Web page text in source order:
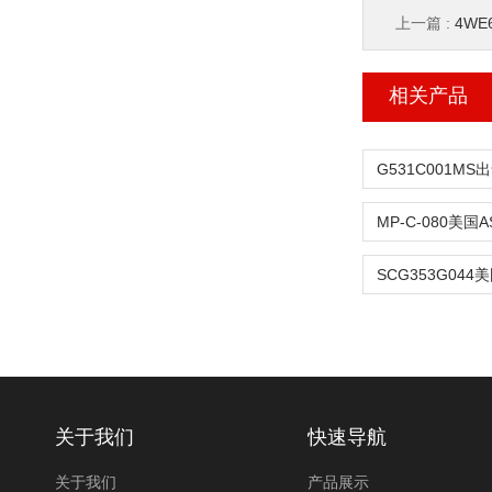
上一篇 :
相关产品
关于我们
关于我们
快速导航
产品展示